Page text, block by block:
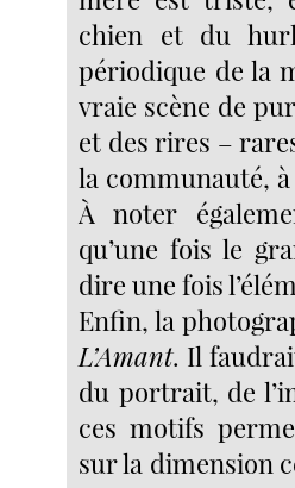
chien et du
périodique de la
vraie scène de
et des rires –
la communauté,
À noter
qu’une fois le
dire une fois
Enfin, la
L’Amant. Il
du portrait, de
ces motifs
sur la dimension